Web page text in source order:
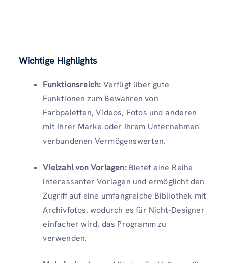
Wichtige Highlights
Funktionsreich: Verfügt über gute
Funktionen zum Bewahren von
Farbpaletten, Videos, Fotos und anderen
mit Ihrer Marke oder Ihrem Unternehmen
verbundenen Vermögenswerten.
Vielzahl von Vorlagen: Bietet eine Reihe
interessanter Vorlagen und ermöglicht den
Zugriff auf eine umfangreiche Bibliothek mit
Archivfotos, wodurch es für Nicht-Designer
einfacher wird, das Programm zu
verwenden.